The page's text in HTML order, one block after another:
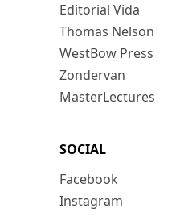
Editorial Vida
Thomas Nelson
WestBow Press
Zondervan
MasterLectures
SOCIAL
Facebook
Instagram